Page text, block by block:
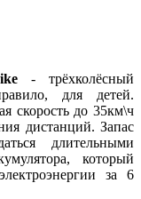
- трёхколёсный
для детей.
скорость до 35км\ч
дистанций. Запас
длительными
который
за 6